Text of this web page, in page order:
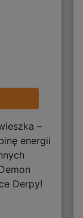
–
energii
Derpy!